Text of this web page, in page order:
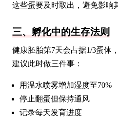
这些蛋要及时取出，避免影响
三、孵化中的生存法则
健康胚胎第7天会占据1/3蛋体
建议此时做三件事：
用温水喷雾增加湿度至70%
停止翻蛋但保持通风
记录每天发育进度